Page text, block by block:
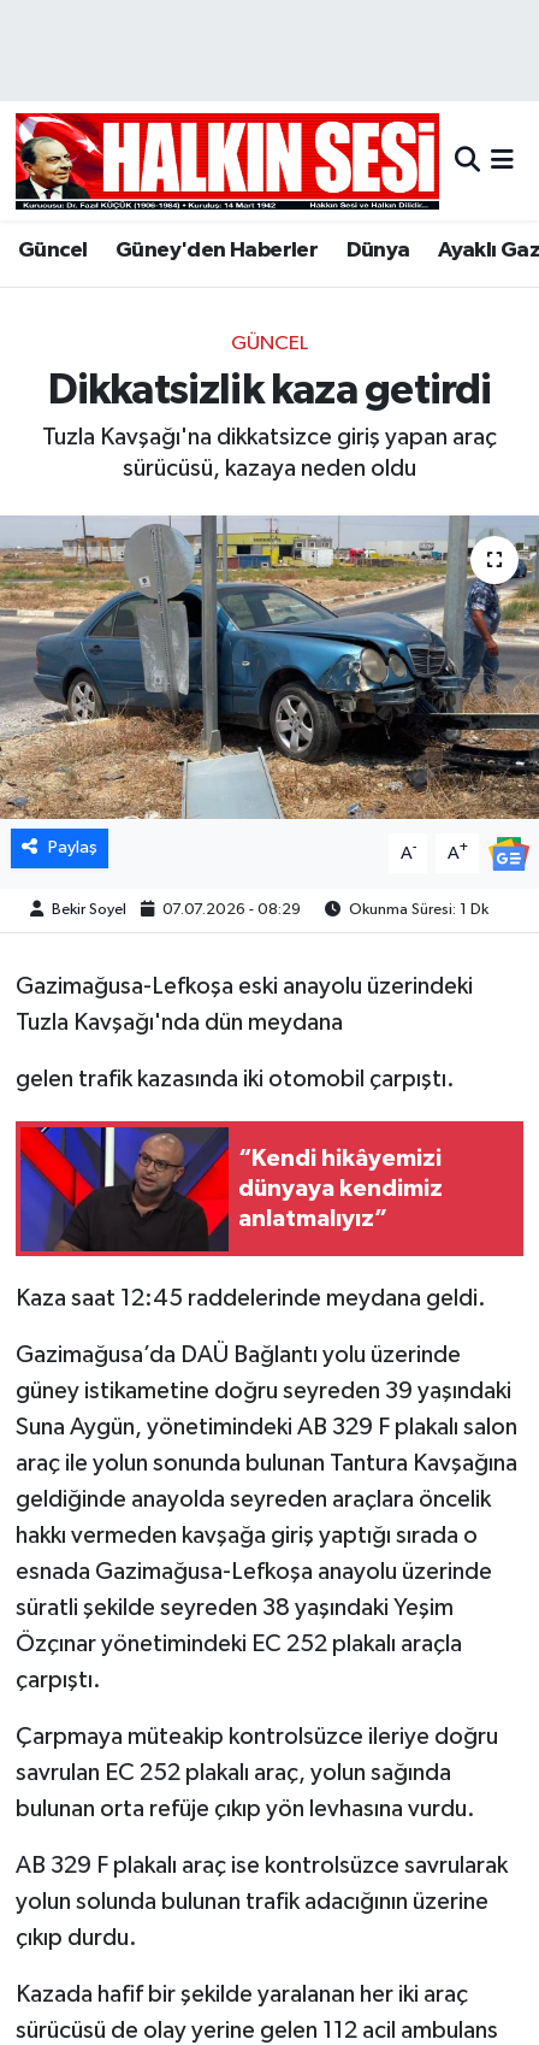
Güncel Güney'den Haberler Dünya Ayaklı
GÜNCEL
Dikkatsizlik kaza getirdi
Tuzla Kavşağı'na dikkatsizce giriş yapan araç
sürücüsü, kazaya neden oldu
Paylaş A- A+
Bekir Soyel 07.07.2026 - 08:29 Okunma Süresi: 1 Dk
Gazimağusa-Lefkoşa eski anayolu üzerindeki
Tuzla Kavşağı'nda dün meydana
gelen trafik kazasında iki otomobil çarpıştı.
“Kendi hikâyemizi
dünyaya kendimiz
anlatmalıyız”
Kaza saat 12:45 raddelerinde meydana geldi.
Gazimağusa’da DAÜ Bağlantı yolu üzerinde
güney istikametine doğru seyreden 39 yaşındaki
Suna Aygün, yönetimindeki AB 329 F plakalı salon
araç ile yolun sonunda bulunan Tantura Kavşağına
geldiğinde anayolda seyreden araçlara öncelik
hakkı vermeden kavşağa giriş yaptığı sırada o
esnada Gazimağusa-Lefkoşa anayolu üzerinde
süratli şekilde seyreden 38 yaşındaki Yeşim
Özçınar yönetimindeki EC 252 plakalı araçla
çarpıştı.
Çarpmaya müteakip kontrolsüzce ileriye doğru
savrulan EC 252 plakalı araç, yolun sağında
bulunan orta refüje çıkıp yön levhasına vurdu.
AB 329 F plakalı araç ise kontrolsüzce savrularak
yolun solunda bulunan trafik adacığının üzerine
çıkıp durdu.
Kazada hafif bir şekilde yaralanan her iki araç
sürücüsü de olay yerine gelen 112 acil ambulans
Hava Durumu
Trafik Durumu
Son Dakika Haberleri
Haber Arşivi